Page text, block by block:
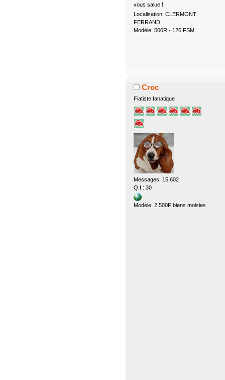
vous salue !!
Localisation: CLERMONT
FERRAND
Modèle: 500R - 126 FSM
Croc
Fiatiste fanatique
Messages: 15.602
Q.I.: 30
Modèle: 2 500F biens moisies